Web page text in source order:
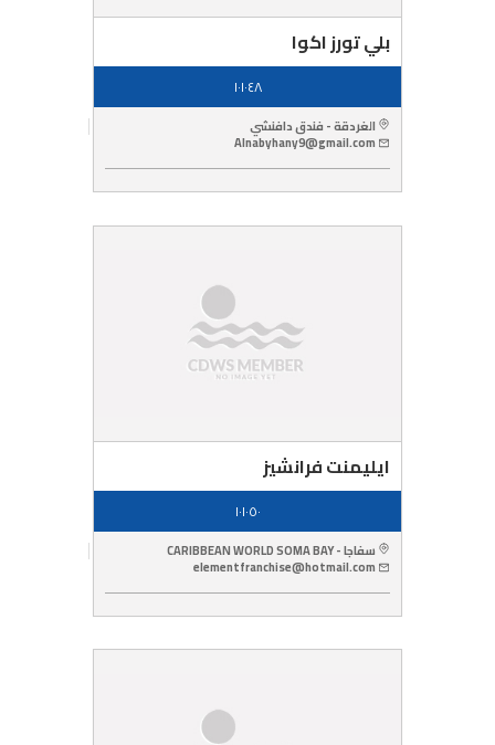
بلي تورز اكوا
١٠١٠٤٨
الغردقة - فندق دافنشي
Alnabyhany9@gmail.com
ايليمنت فرانشيز
١٠١٠٥٠
سفاجا - CARIBBEAN WORLD SOMA BAY
elementfranchise@hotmail.com